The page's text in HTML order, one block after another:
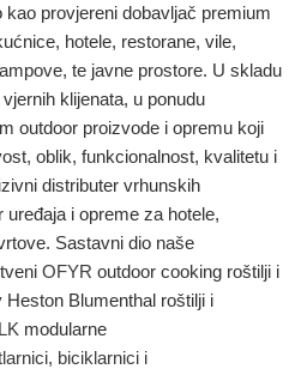
kao provjereni dobavljač premium
hotele, restorane, vile,
te javne prostore. U skladu
klijenata, u ponudu
outdoor proizvode i opremu koji
oblik, funkcionalnost, kvalitetu i
distributer vrhunskih
i opreme za hotele,
Sastavni dio naše
OFYR outdoor cooking roštilji i
Blumenthal roštilji i
modularne
biciklarnici i